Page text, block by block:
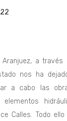
Aranjuez, a
nos ha
a cabo las
Calles. Todo